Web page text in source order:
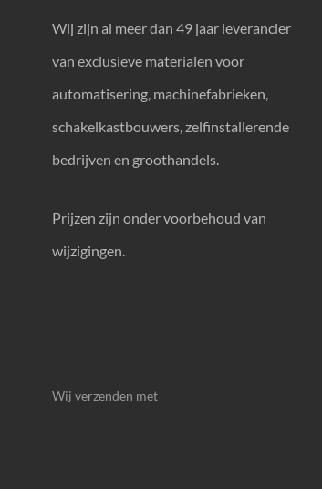
Wij zijn al meer dan 49 jaar leverancier
van exclusieve materialen voor
automatisering, machinefabrieken,
schakelkastbouwers, zelfinstallerende
bedrijven en groothandels.
Prijzen zijn onder voorbehoud van
wijzigingen.
Wij verzenden met